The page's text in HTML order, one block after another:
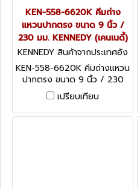
KEN-558-6620K คีมถ่าง
แหวนปากตรง ขนาด 9 นิ้ว /
230 มม. KENNEDY (เคนเนดี้)
KENNEDY สินค้าจากประเทศอัง
กฤษ KEN-558-6620K
KEN-558-6620K คีมถ่างแหวน
ปากตรง ขนาด 9 นิ้ว / 230
มม. KENNEDY Circlip Pliers,
External, Carbon Steel,
250mm
เปรียบเทียบ